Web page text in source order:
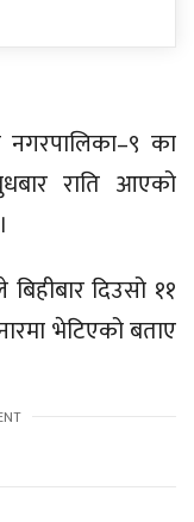
का
राति आएको
दिउसो ११
भेटिएको बताए